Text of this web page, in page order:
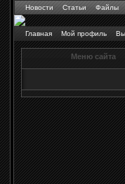
Новости Статьи Файлы
Главная Мой профиль
Меню сайта